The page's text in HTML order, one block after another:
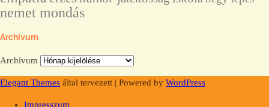
nemet mondás
Archívum
Archívum
Elegant Themes által tervezett | Powered by WordPress
Impresszum